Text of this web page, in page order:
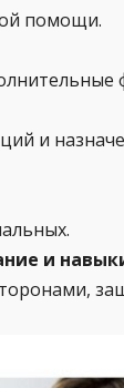
помощи.
и
и